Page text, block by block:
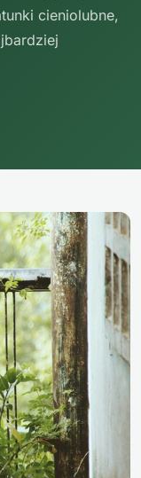
cieniolubne,